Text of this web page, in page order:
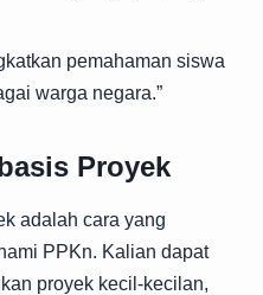
pemahaman siswa
warga negara.”
Proyek
adalah cara yang
PPKn. Kalian dapat
proyek kecil-kecilan,